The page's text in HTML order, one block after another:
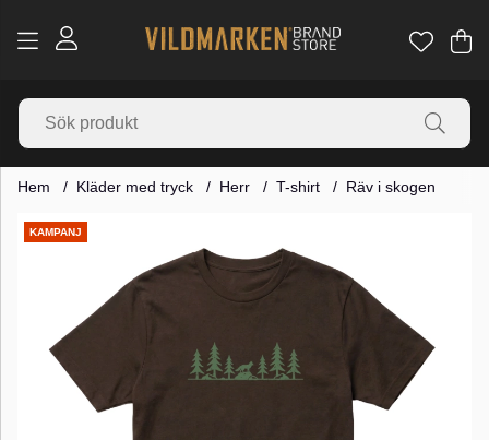
.
Hem Kläder med tryck Herr T-shirt Räv i skogen
KAMPANJ
Produktbilder